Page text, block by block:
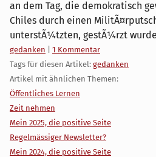
an dem Tag, die demokratisch
Chiles durch einen
unterstÃ¼tzten, gestÃ¼rzt
Kategorien:
gedanken
1 Kommentar
Tags für diesen Artikel: gedanken
Artikel mit ähnlichen Themen:
Öffentliches Lernen
Zeit nehmen
Mein 2025, die positive Seite
Regelmässiger Newsletter?
Mein 2024, die positive Seite